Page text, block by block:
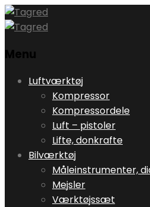
Menu
Skip
content
Luftværktøj
Kompressor
Kompressordele
Luft – pistoler
Lifte, donkrafte
Bilværktøj
Måleinstrumenter,
Mejsler
Værktøjssæt